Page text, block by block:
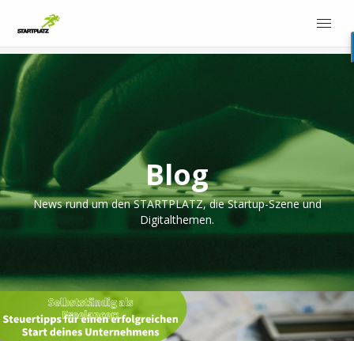
Blog
News rund um den STARTPLATZ, die Startup-Szene und
Digitalthemen.